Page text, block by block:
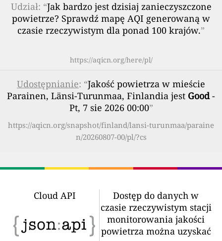
Udział: “Jak bardzo jest dzisiaj zanieczyszczone
powietrze? Sprawdź mapę AQI generowaną w
czasie rzeczywistym dla ponad 100 krajów.”
https://aqicn.org/here/pl/
Udostępnianie: “Jakość powietrza w mieście
Parainen, Länsi-Turunmaa, Finlandia jest Good-
Pt, 7 sie 2026 00:00”
https://aqicn.org/snapshot/finland/lansi-turunmaa/paraine
n/20260807-00/pl/?cs
Cloud API
Dostęp do danych w
czasie rzeczywistym stacji
monitorowania jakości
powietrza można uzyskać